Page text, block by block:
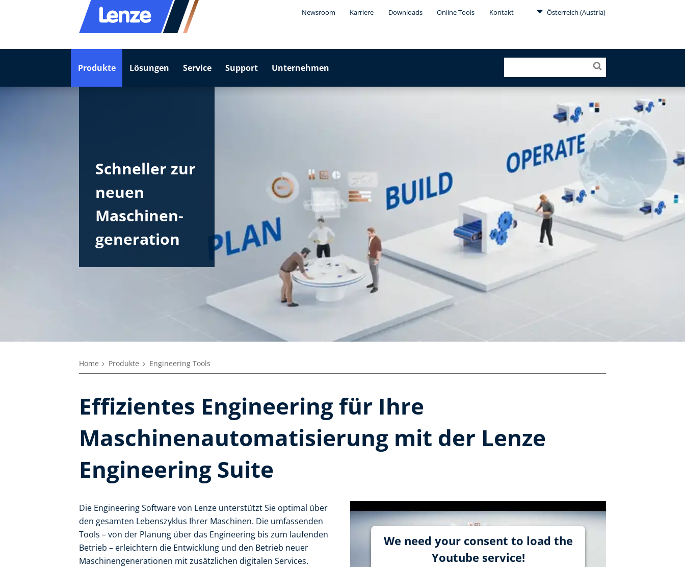
Newsroom Karriere Downloads Online Tools Kontakt Österreich (Austria)
Produkte Lösungen Service Support Unternehmen
Schneller zur
neuen
Maschinen­
generation
Home Produkte Engineering Tools
Effizientes Engineering für Ihre
Maschinenautomatisierung mit der Lenze
Engineering Suite
Die Engineering Software von Lenze unterstützt Sie optimal über
den gesamten Lebenszyklus Ihrer Maschinen. Die umfassenden
Tools – von der Planung über das Engineering bis zum laufenden
Betrieb – erleichtern die Entwicklung und den Betrieb neuer
Maschinengenerationen mit zusätzlichen digitalen Services.
We need your consent to load the
Youtube service!